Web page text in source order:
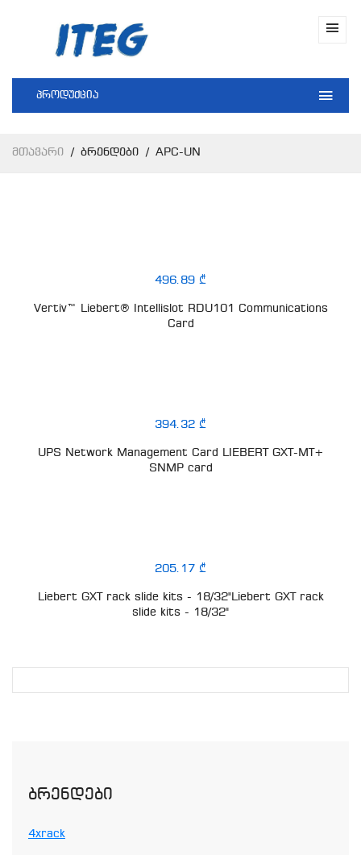
პროდუქცია
Მთავარი Ბრენდები APC-UN
Ბრენდები
4xrack
496.89 ₾
Vertiv™ Liebert® Intellislot RDU101 Communications
Card
394.32 ₾
UPS Network Management Card LIEBERT GXT-MT+
SNMP card
205.17 ₾
Liebert GXT rack slide kits - 18/32"Liebert GXT rack
slide kits - 18/32"